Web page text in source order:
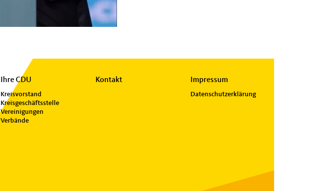
Ihre CDU
Kreisvorstand
Kreisgeschäftsstelle
Vereinigungen
Verbände
Kontakt Impressum
Datenschutzerklärung